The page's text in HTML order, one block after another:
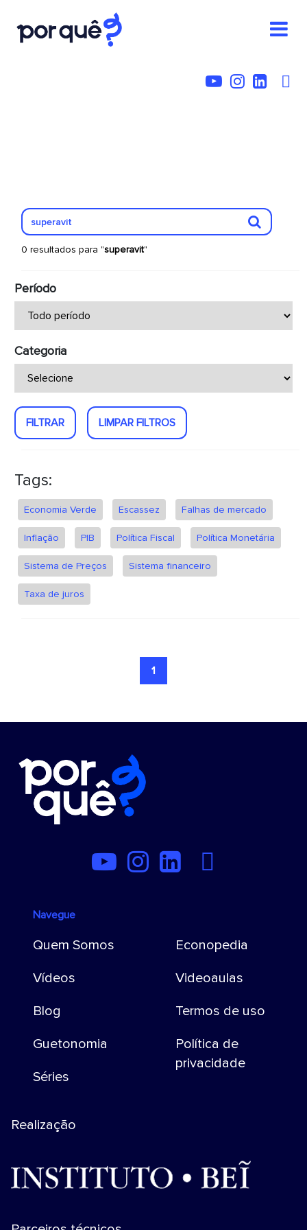
0 resultados para "superavit"
Período
Categoria
FILTRAR LIMPAR FILTROS
Tags:
Economia Verde Escassez Falhas de mercado
Inflação PIB Política Fiscal Política Monetária
Sistema de Preços Sistema financeiro
Taxa de juros
1
Navegue
Quem Somos
Vídeos
Blog
Guetonomia
Séries
Econopedia
Videoaulas
Termos de uso
Política de
privacidade
Realização